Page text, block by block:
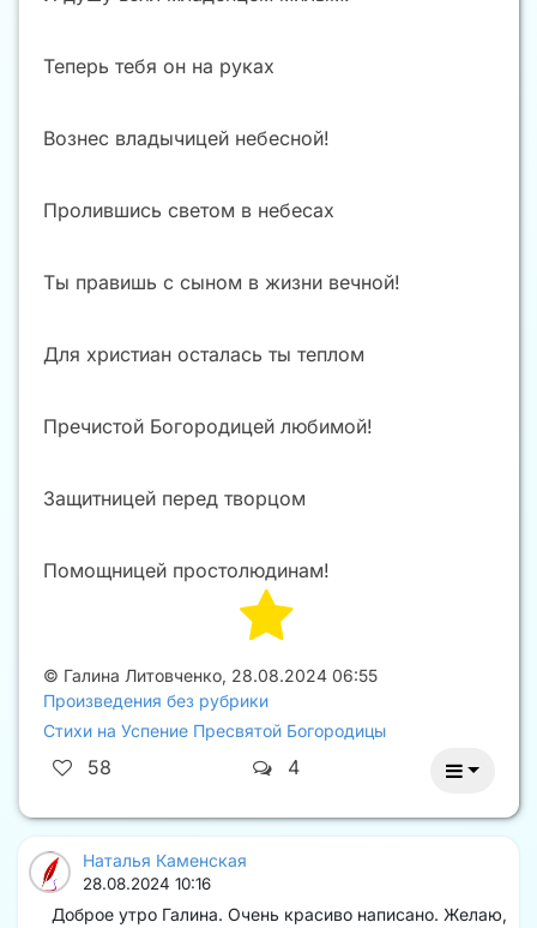
Теперь тебя он на руках
Вознес владычицей небесной!
Пролившись светом в небесах
Ты правишь с сыном в жизни вечной!
Для христиан осталась ты теплом
Пречистой Богородицей любимой!
Защитницей перед творцом
Помощницей простолюдинам!
© Галина Литовченко, 28.08.2024 06:55
Произведения без рубрики
Стихи на Успение Пресвятой Богородицы
58 4
Наталья Каменская
28.08.2024 10:16
Доброе утро Галина. Очень красиво написано. Желаю,